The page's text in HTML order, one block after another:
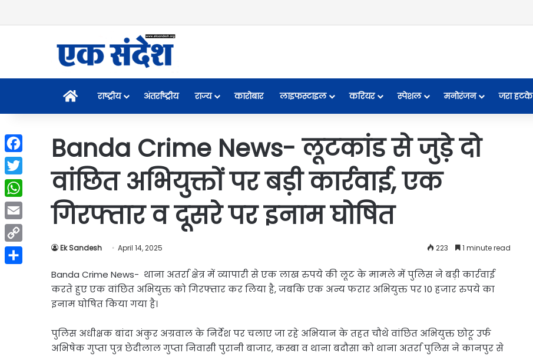
Homeराष्ट्रीय अंतर्राष्ट्रीय राज्य कारोबार लाइफस्टाइल करियर स्पेशल मनोरंजन जरा हटके
Banda Crime News- लूटकांड से जुड़े दो
वांछित अभियुक्तों पर बड़ी कार्रवाई, एक
गिरफ्तार व दूसरे पर इनाम घोषित
Ek Sandesh April 14, 2025 223 1 minute read
Banda Crime News- थाना अतर्रा क्षेत्र में व्यापारी से एक लाख रुपये की लूट के मामले में पुलिस ने बड़ी कार्रवाई
करते हुए एक वांछित अभियुक्त को गिरफ्तार कर लिया है, जबकि एक अन्य फरार अभियुक्त पर 10 हजार रुपये का
इनाम घोषित किया गया है।
पुलिस अधीक्षक बांदा अंकुर अग्रवाल के निर्देश पर चलाए जा रहे अभियान के तहत चौथे वांछित अभियुक्त छोटू उर्फ
अभिषेक गुप्ता पुत्र छेदीलाल गुप्ता निवासी पुरानी बाजार, कस्बा व थाना बदौसा को थाना अतर्रा पुलिस ने कानपुर से
Facebook
Twitter
WhatsApp
Email
Copy
Link